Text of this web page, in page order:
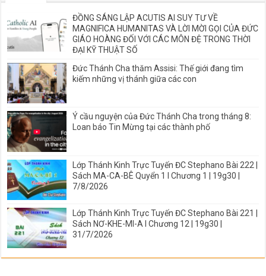
ĐỒNG SÁNG LẬP ACUTIS AI SUY TƯ VỀ
MAGNIFICA HUMANITAS VÀ LỜI MỜI GỌI CỦA ĐỨC
GIÁO HOÀNG ĐỐI VỚI CÁC MÔN ĐỆ TRONG THỜI
ĐẠI KỸ THUẬT SỐ
Đức Thánh Cha thăm Assisi: Thế giới đang tìm
kiếm những vị thánh giữa các con
Ý cầu nguyện của Đức Thánh Cha trong tháng 8:
Loan báo Tin Mừng tại các thành phố
Lớp Thánh Kinh Trực Tuyến ĐC Stephano Bài 222 |
Sách MA-CA-BÊ Quyển 1 I Chương 1 | 19g30 |
7/8/2026
Lớp Thánh Kinh Trực Tuyến ĐC Stephano Bài 221 |
Sách NƠ-KHE-MI-A I Chương 12 | 19g30 |
31/7/2026